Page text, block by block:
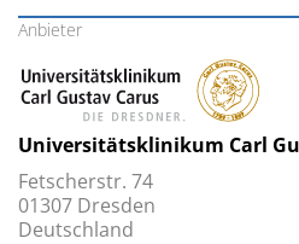
Anbieter
Universitätsklinikum Carl
Fetscherstr. 74
01307 ­Dresden
Deutschland